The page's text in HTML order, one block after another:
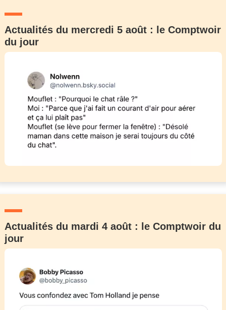
Actualités du mercredi 5 août : le Comptwoir
du jour
Actualités du mardi 4 août : le Comptwoir du
jour